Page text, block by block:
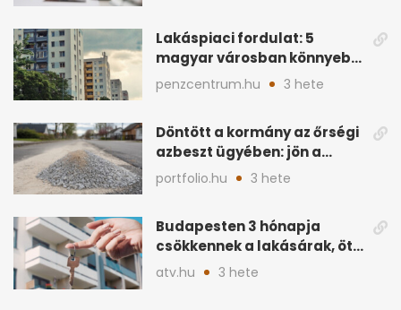
Lakáspiaci fordulat: 5
magyar városban könnyebb
lett lakást venni
penzcentrum.hu 3 hete
Döntött a kormány az őrségi
azbeszt ügyében: jön a
rendezés
portfolio.hu 3 hete
Budapesten 3 hónapja
csökkennek a lakásárak, öt
éve nem volt ilyen
atv.hu 3 hete